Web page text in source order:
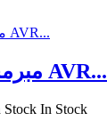
مبرمجة متحكمات AVR...
Stock In Stock